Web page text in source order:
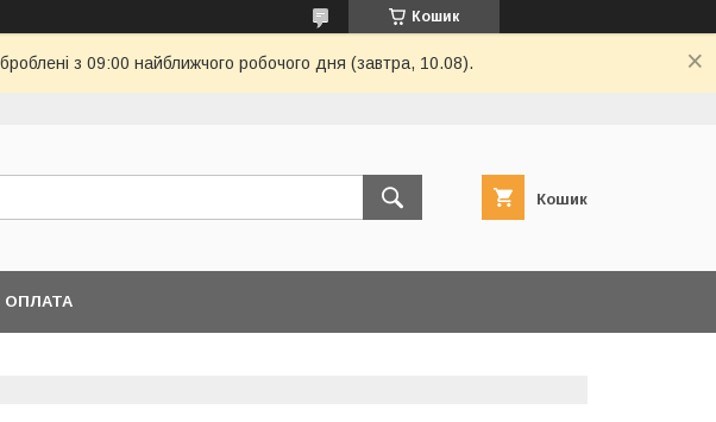
Кошик
з 09:00 найближчого робочого дня (завтра, 10.08).
Кошик
ОПЛАТА